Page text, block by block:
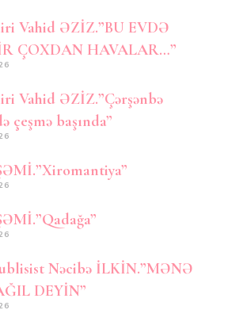
Vahid ƏZİZ.”BU EVDƏ
ÇOXDAN HAVALAR…”
Vahid ƏZİZ.”Çərşənbə
çeşmə başında”
Nəcibə İLKİN.”MƏNƏ
DEYİN”